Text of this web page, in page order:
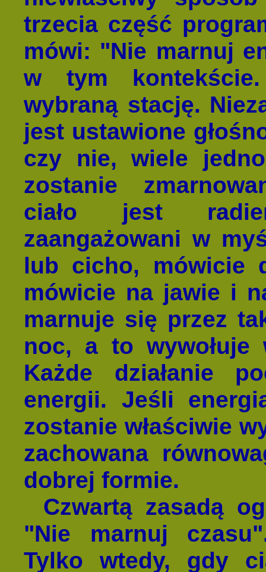
trzecia część
mówi: "Nie marnuj
w tym
wybraną stację.
jest ustawione
czy nie, wiele
zostanie
ciało jest
zaangażowani w
lub cicho, mówicie
mówicie na jawie i
marnuje się przez
noc, a to wywołuje
Każde działanie
energii. Jeśli
zostanie właściwie
zachowana
dobrej formie.
Czwartą zasadą
"Nie marnuj
Tylko wtedy, gdy